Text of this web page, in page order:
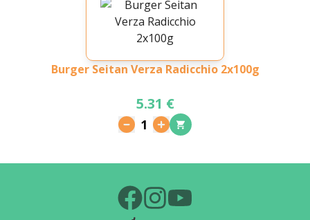
Burger Seitan Verza Radicchio 2x100g
5.31 €
1